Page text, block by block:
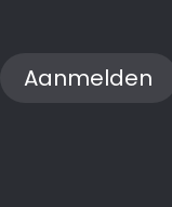
Aanmelden